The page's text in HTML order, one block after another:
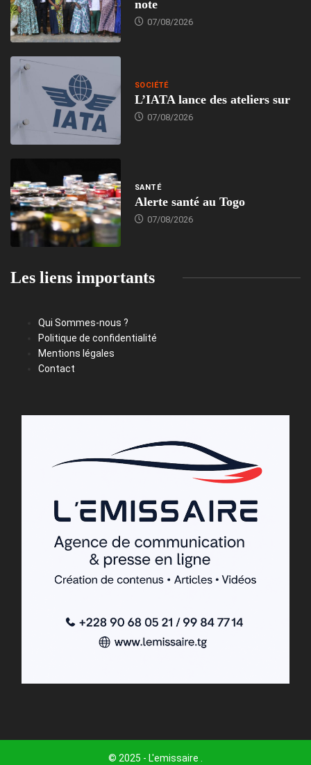
note
07/08/2026
SOCIÉTÉ
L’IATA lance des ateliers sur
07/08/2026
SANTÉ
Alerte santé au Togo
07/08/2026
Les liens importants
Qui Sommes-nous ?
Politique de confidentialité
Mentions légales
Contact
© 2025 - L'emissaire .